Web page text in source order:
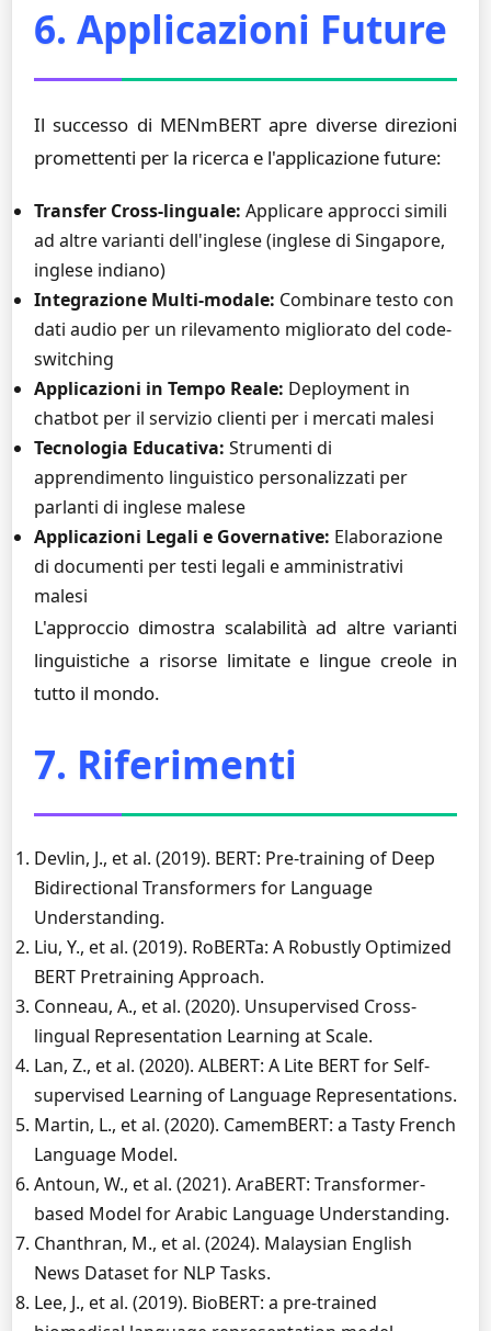
6. Applicazioni Future
Il successo di MENmBERT apre diverse direzioni
promettenti per la ricerca e l'applicazione future:
Transfer Cross-linguale: Applicare approcci simili
ad altre varianti dell'inglese (inglese di Singapore,
inglese indiano)
Integrazione Multi-modale: Combinare testo con
dati audio per un rilevamento migliorato del code-
switching
Applicazioni in Tempo Reale: Deployment in
chatbot per il servizio clienti per i mercati malesi
Tecnologia Educativa: Strumenti di
apprendimento linguistico personalizzati per
parlanti di inglese malese
Applicazioni Legali e Governative: Elaborazione
di documenti per testi legali e amministrativi
malesi
L'approccio dimostra scalabilità ad altre varianti
linguistiche a risorse limitate e lingue creole in
tutto il mondo.
7. Riferimenti
Devlin, J., et al. (2019). BERT: Pre-training of Deep
Bidirectional Transformers for Language
Understanding.
Liu, Y., et al. (2019). RoBERTa: A Robustly Optimized
BERT Pretraining Approach.
Conneau, A., et al. (2020). Unsupervised Cross-
lingual Representation Learning at Scale.
Lan, Z., et al. (2020). ALBERT: A Lite BERT for Self-
supervised Learning of Language Representations.
Martin, L., et al. (2020). CamemBERT: a Tasty French
Language Model.
Antoun, W., et al. (2021). AraBERT: Transformer-
based Model for Arabic Language Understanding.
Chanthran, M., et al. (2024). Malaysian English
News Dataset for NLP Tasks.
Lee, J., et al. (2019). BioBERT: a pre-trained